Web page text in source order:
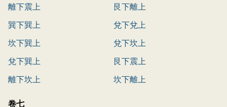
離下震上
艮下離上
巽下巽上
兌下兌上
坎下巽上
兌下坎上
兌下巽上
艮下震上
離下坎上
坎下離上
卷七